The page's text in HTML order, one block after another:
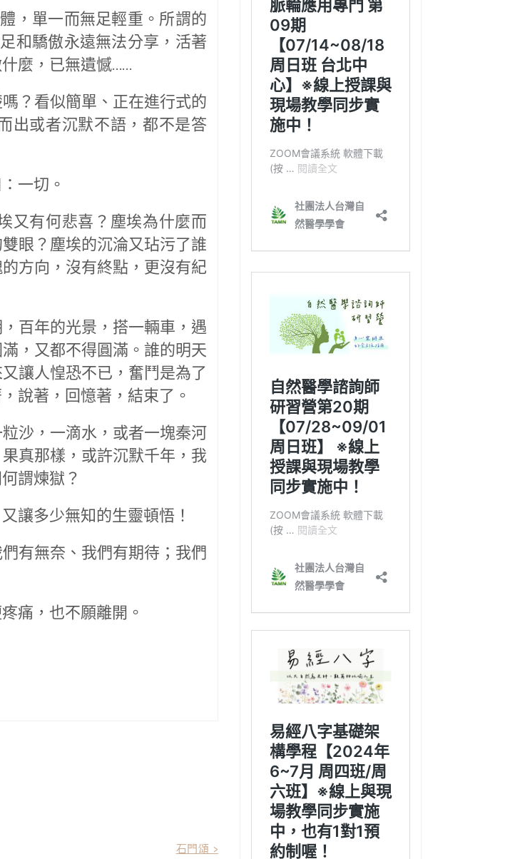
，單一而無足輕重。所謂的
和驕傲永遠無法分享，活著
麼，已無遺憾……
？看似簡單、正在進行式的
出或者沉默不語，都不是答
一切。
又有何悲喜？塵埃為什麼而
眼？塵埃的沉淪又玷污了誰
方向，沒有終點，更沒有紀
百年的光景，搭一輛車，遇
，又都不得圓滿。誰的明天
讓人惶恐不已，奮鬥是為了
說著，回憶著，結束了。
沙，一滴水，或者一塊秦河
真那樣，或許沉默千年，我
謂煉獄？
讓多少無知的生靈頓悟！
有無奈、我們有期待；我們
痛，也不願離開。
石門頌 >